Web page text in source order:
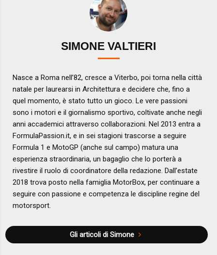
SIMONE VALTIERI
Nasce a Roma nell’82, cresce a Viterbo, poi torna nella città
natale per laurearsi in Architettura e decidere che, fino a
quel momento, è stato tutto un gioco. Le vere passioni
sono i motori e il giornalismo sportivo, coltivate anche negli
anni accademici attraverso collaborazioni. Nel 2013 entra a
FormulaPassion.it, e in sei stagioni trascorse a seguire
Formula 1 e MotoGP (anche sul campo) matura una
esperienza straordinaria, un bagaglio che lo porterà a
rivestire il ruolo di coordinatore della redazione. Dall’estate
2018 trova posto nella famiglia MotorBox, per continuare a
seguire con passione e competenza le discipline regine del
motorsport.
Gli articoli di Simone